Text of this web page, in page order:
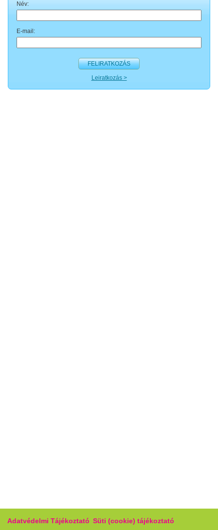
Név:
E-mail:
FELIRATKOZÁS
Leiratkozás >
Adatvédelmi Tájékoztató Süti (cookie) tájékoztató